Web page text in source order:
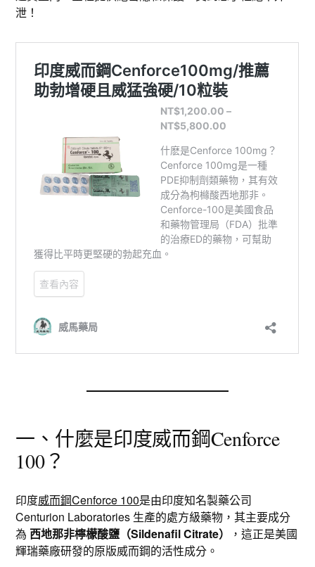
泄！
一、什麼是印度威而鋼Cenforce
100？
印度威而鋼Cenforce 100是由印度知名製藥公司
Centurion Laboratories 生產的處方級藥物，其主要成分
為 西地那非檸檬酸鹽（Sildenafil Citrate）
，這正是美國
輝瑞藥廠研發的原版威而鋼的活性成分。